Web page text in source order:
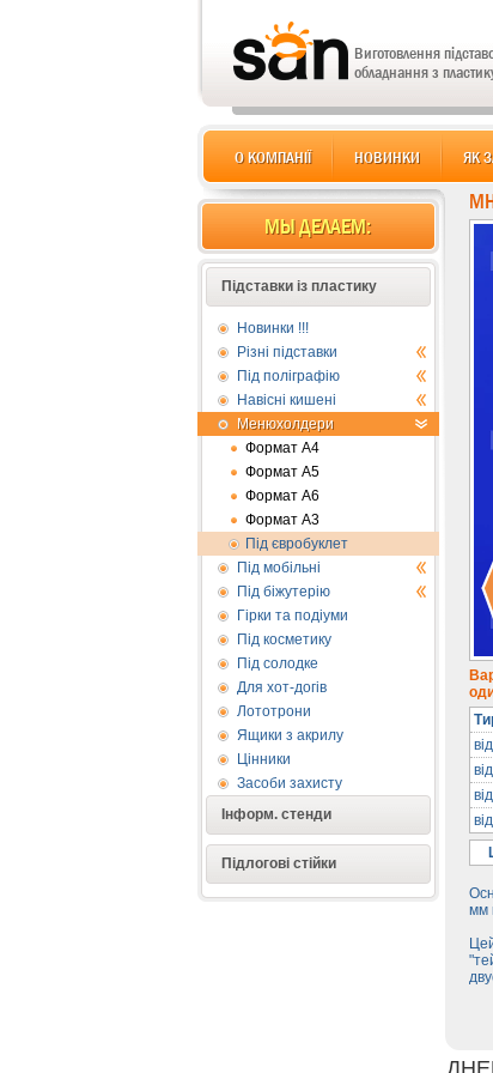
Виготовлення
обладнання з
О КОМПАНІЇ НОВИНКИ ЯК
МЫ ДЕЛАЕМ:
Підставки із пластику
Новинки !!!
Різні підставки
Під поліграфію
Навісні кишені
Менюхолдери
Формат А4
Формат А5
Формат А6
Формат А3
Під євробуклет
Під мобільні
Під біжутерію
Гірки та подіуми
Під косметику
Під солодке
Для хот-догів
Лототрони
Ящики з акрилу
Цінники
Засоби захисту
Інформ. стенди
Підлогові стійки
мм